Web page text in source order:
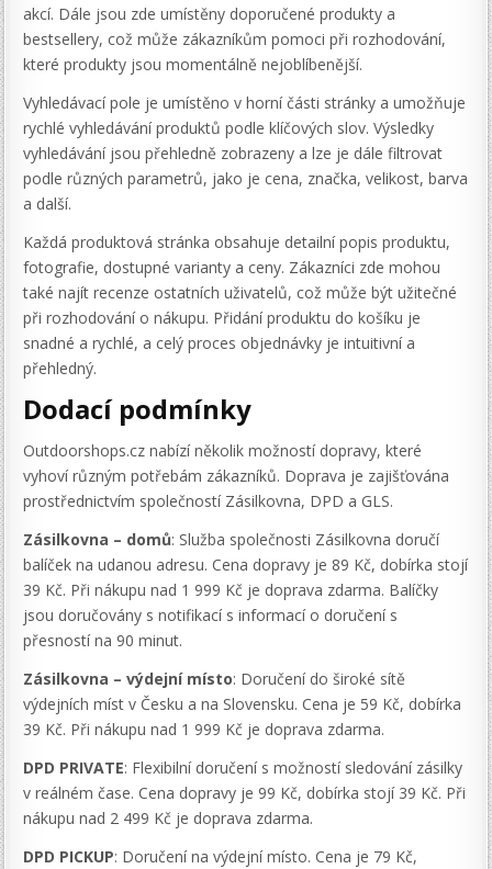
akcí. Dále jsou zde umístěny doporučené produkty a
bestsellery, což může zákazníkům pomoci při rozhodování,
které produkty jsou momentálně nejoblíbenější.
Vyhledávací pole je umístěno v horní části stránky a umožňuje
rychlé vyhledávání produktů podle klíčových slov. Výsledky
vyhledávání jsou přehledně zobrazeny a lze je dále filtrovat
podle různých parametrů, jako je cena, značka, velikost, barva
a další.
Každá produktová stránka obsahuje detailní popis produktu,
fotografie, dostupné varianty a ceny. Zákazníci zde mohou
také najít recenze ostatních uživatelů, což může být užitečné
při rozhodování o nákupu. Přidání produktu do košíku je
snadné a rychlé, a celý proces objednávky je intuitivní a
přehledný.
Dodací podmínky
Outdoorshops.cz nabízí několik možností dopravy, které
vyhoví různým potřebám zákazníků. Doprava je zajišťována
prostřednictvím společností Zásilkovna, DPD a GLS.
Zásilkovna – domů: Služba společnosti Zásilkovna doručí
balíček na udanou adresu. Cena dopravy je 89 Kč, dobírka stojí
39 Kč. Při nákupu nad 1 999 Kč je doprava zdarma. Balíčky
jsou doručovány s notifikací s informací o doručení s
přesností na 90 minut.
Zásilkovna – výdejní místo: Doručení do široké sítě
výdejních míst v Česku a na Slovensku. Cena je 59 Kč, dobírka
39 Kč. Při nákupu nad 1 999 Kč je doprava zdarma.
DPD PRIVATE: Flexibilní doručení s možností sledování zásilky
v reálném čase. Cena dopravy je 99 Kč, dobírka stojí 39 Kč. Při
nákupu nad 2 499 Kč je doprava zdarma.
DPD PICKUP: Doručení na výdejní místo. Cena je 79 Kč,